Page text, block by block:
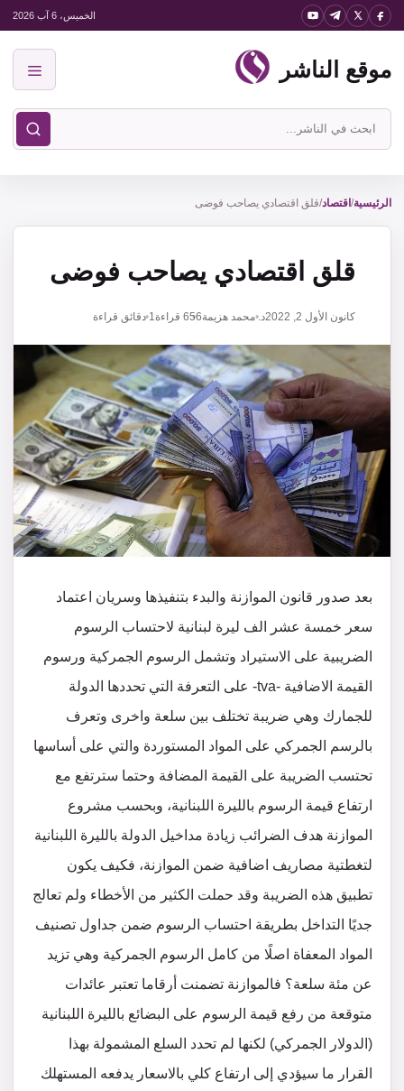
انتقل
المحتوى
الخميس، 6 آب 2026
موقع الناشر
ابحث
في
الناشر
الرئيسية/ اقتصاد/قلق اقتصادي يصاحب فوضى
قلق اقتصادي يصاحب فوضى
كانون الأول 2, 2022 د. محمد هزيمة656 قراءة1 دقائق قراءة
بعد صدور قانون الموازنة والبدء بتنفيذها وسريان اعتماد
سعر خمسة عشر الف ليرة لبنانية لاحتساب الرسوم
الضريبية على الاستيراد وتشمل الرسوم الجمركية ورسوم
القيمة الاضافية -tva- على التعرفة التي تحددها الدولة
للجمارك وهي ضريبة تختلف بين سلعة واخرى وتعرف
بالرسم الجمركي على المواد المستوردة والتي على أساسها
تحتسب الضريبة على القيمة المضافة وحتما سترتفع مع
ارتفاع قيمة الرسوم بالليرة اللبنانية، وبحسب مشروع
الموازنة هدف الضرائب زيادة مداخيل الدولة بالليرة اللبنانية
لتغطتية مصاريف اضافية ضمن الموازنة، فكيف يكون
تطبيق هذه الضريبة وقد حملت الكثير من الأخطاء ولم تعالج
جديًا التداخل بطريقة احتساب الرسوم ضمن جداول تصنيف
المواد المعفاة اصلًا من كامل الرسوم الجمركية وهي تزيد
عن مئة سلعة؟ فالموازنة تضمنت أرقاما تعتبر عائدات
متوقعة من رفع قيمة الرسوم على البضائع بالليرة اللبنانية
(الدولار الجمركي) لكنها لم تحدد السلع المشمولة بهذا
القرار ما سيؤدي إلى ارتفاع كلي بالاسعار يدفعه المستهلك